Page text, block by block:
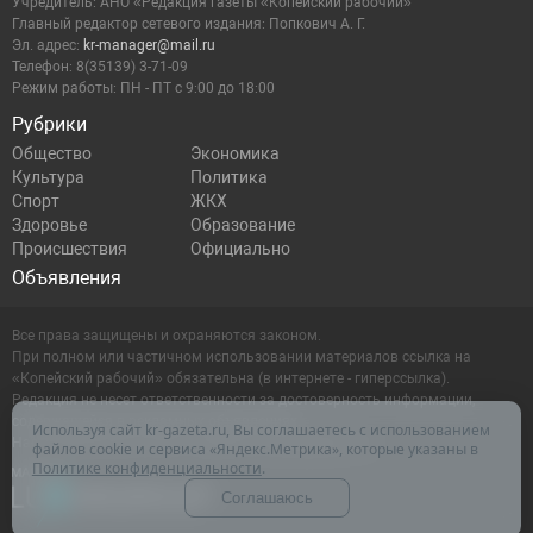
Рубрики
Общество
Экономика
Культура
Политика
Спорт
ЖКХ
Здоровье
Образование
Происшествия
Официально
Объявления
Главный редактор сетевого издания: Попкович А. Г.
Эл. адрес: kr-manager@mail.ru
Телефон: 8(35139) 3-71-09
Режим работы: ПН - ПТ с 9:00 до 18:00
Все права защищены и охраняются законом.
При полном или частичном использовании материалов ссылка на
«Копейский рабочий» обязательна (в интернете - гиперссылка).
Редакция не несет ответственности за достоверность информации,
содержащейся в рекламных объявлениях.
Настоящий ресурс может содержать материалы 16+
Используя сайт kr-gazeta.ru, Вы соглашаетесь с использованием
файлов cookie и сервиса «Яндекс.Метрика», которые указаны в
Политике конфиденциальности.
Соглашаюсь